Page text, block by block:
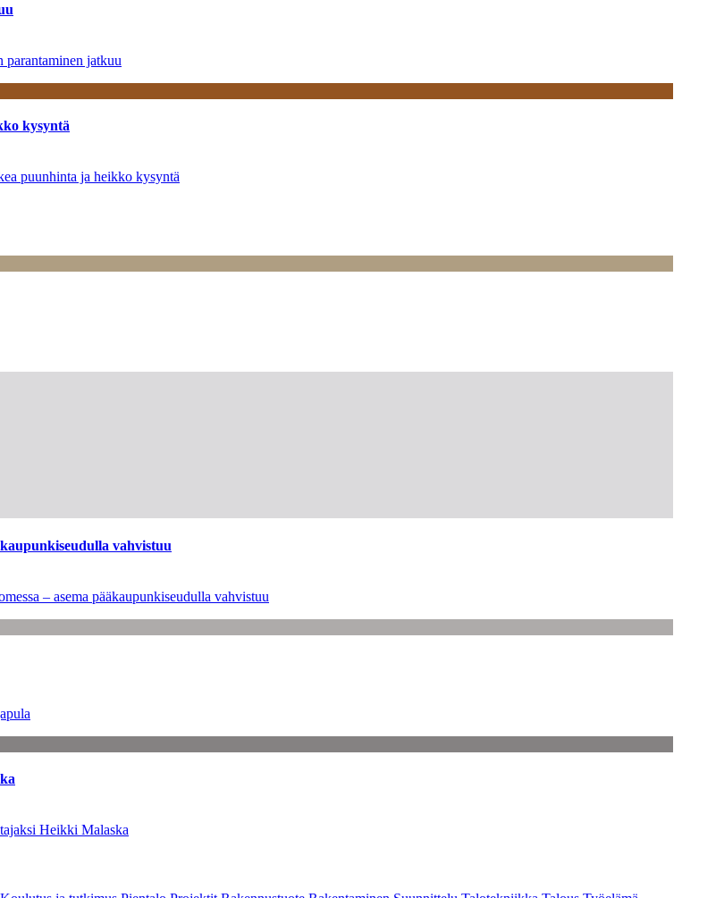
jatkuu
kysyntä
puunhinta ja heikko kysyntä
vahvistuu
– asema pääkaupunkiseudulla vahvistuu
Heikki Malaska